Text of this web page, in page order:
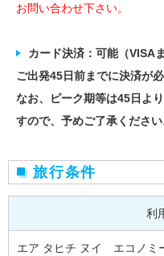
お問い合わせ下さい。
カード決済：可能（VISA
ご出発45日前までに決済が必
なお、ピーク期等は45日よ
すので、予めご了承ください
旅行条件
利
エア タヒチ ヌイ エコノミ